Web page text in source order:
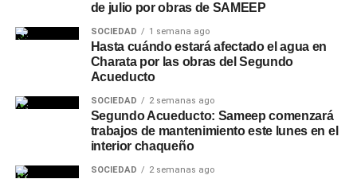
de julio por obras de SAMEEP
SOCIEDAD 1 semana ago
Hasta cuándo estará afectado el agua en
Charata por las obras del Segundo
Acueducto
SOCIEDAD 2 semanas ago
Segundo Acueducto: Sameep comenzará
trabajos de mantenimiento este lunes en el
interior chaqueño
SOCIEDAD 2 semanas ago